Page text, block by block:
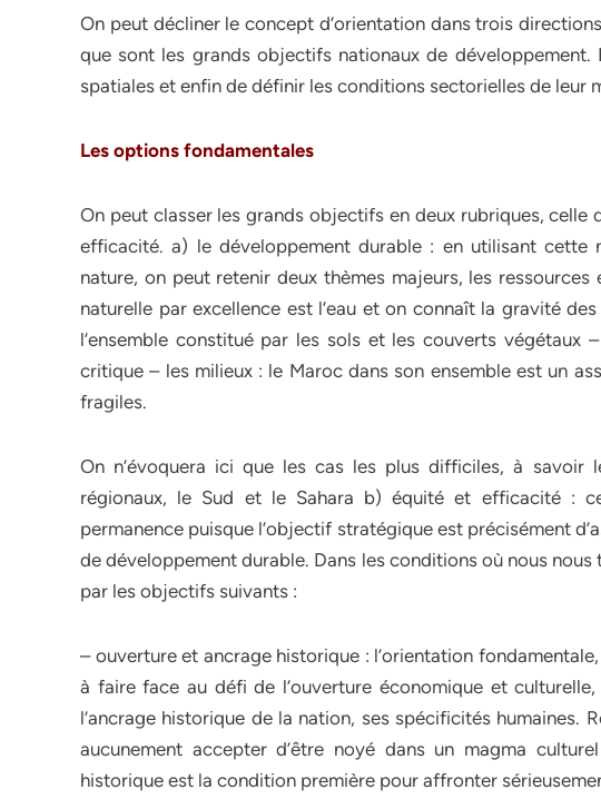
On peut décliner le concept d’orientation dans trois
que sont les grands objectifs nationaux de développement.
spatiales et enfin de définir les conditions sectorielles de leur
Les options fondamentales
On peut classer les grands objectifs en deux rubriques, celle
efficacité. a) le développement durable : en utilisant cette
nature, on peut retenir deux thèmes majeurs, les
naturelle par excellence est l’eau et on connaît la gravité
l’ensemble constitué par les sols et les couverts
critique – les milieux : le Maroc dans son ensemble est un
fragiles.
On n’évoquera ici que les cas les plus difficiles, à
régionaux, le Sud et le Sahara b) équité et efficacité :
permanence puisque l’objectif stratégique est précisément
de développement durable. Dans les conditions où nous
par les objectifs suivants :
– ouverture et ancrage historique : l’orientation
à faire face au défi de l’ouverture économique et
l’ancrage historique de la nation, ses spécificités humaines.
aucunement accepter d’être noyé dans un magma
historique est la condition première pour affronter